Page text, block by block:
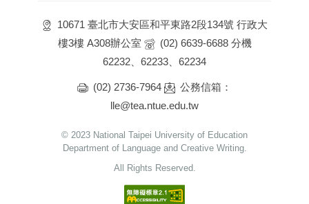
10671 臺北市大安區和平東路2段134號 行政大
樓3樓 A308辦公室
(02) 6639-6688 分機
62232、62233、62234
(02) 2736-7964
公務信箱：
lle@tea.ntue.edu.tw
© 2023 National Taipei University of Education
Department of Language and Creative Writing.
All Rights Reserved.